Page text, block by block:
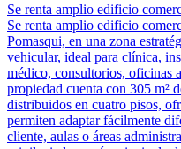
Se renta amplio edificio
Se renta amplio edificio
Pomasqui, en una zona
vehicular, ideal para clínica,
médico, consultorios, oficinas
propiedad cuenta con 305 m²
distribuidos en cuatro pisos,
permiten adaptar fácilmente
cliente, aulas o áreas